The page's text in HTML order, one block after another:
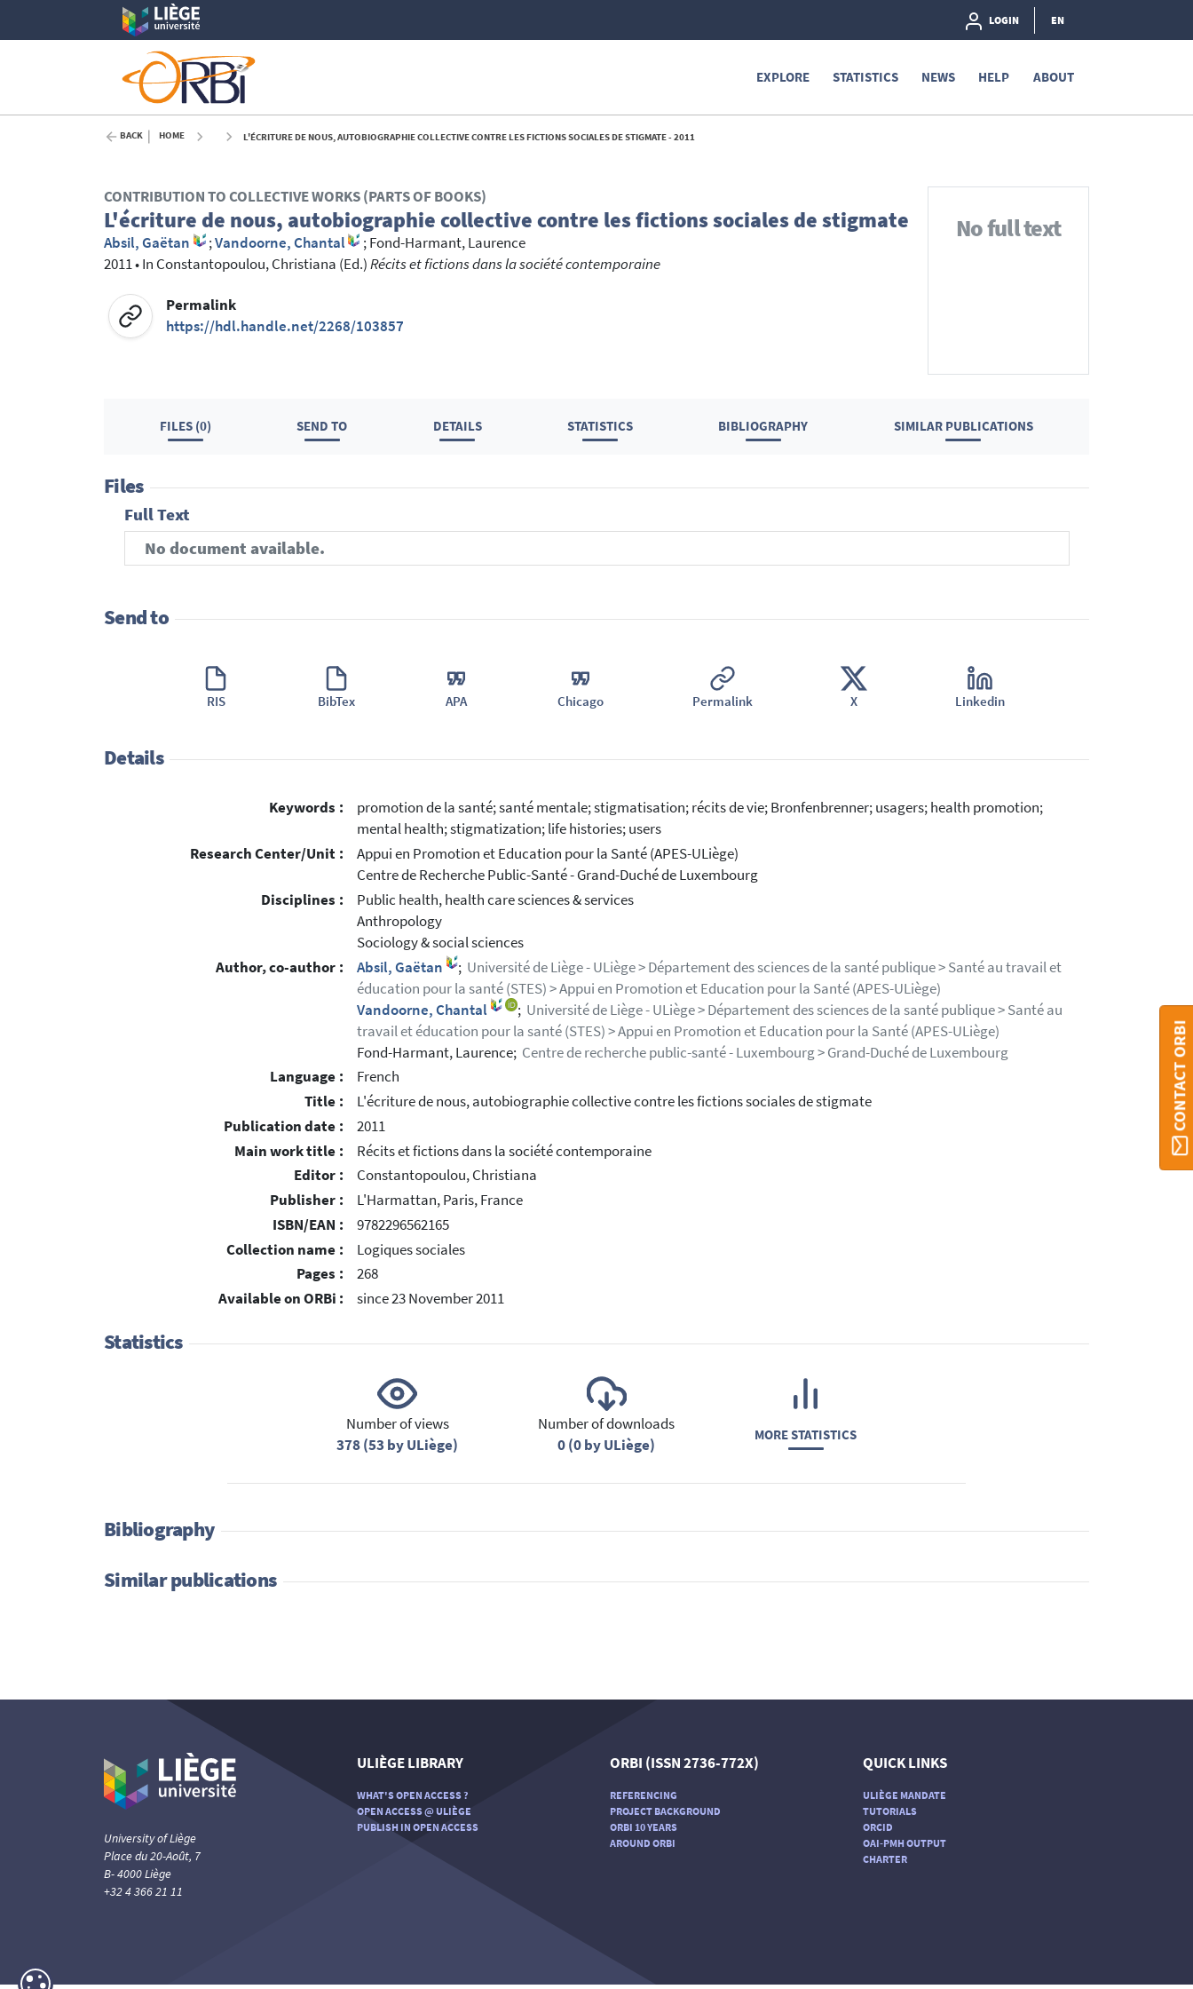
LOGIN EN
EXPLORE STATISTICS NEWS HELP ABOUT
BACK HOME L'ÉCRITURE DE NOUS, AUTOBIOGRAPHIE COLLECTIVE CONTRE LES FICTIONS SOCIALES DE STIGMATE - 2011
No full text
CONTRIBUTION TO COLLECTIVE WORKS (PARTS OF BOOKS)
L'écriture de nous, autobiographie collective contre les fictions sociales de stigmate
Absil, Gaëtan ;Vandoorne, Chantal ;Fond-Harmant, Laurence
2011•In Constantopoulou, Christiana (Ed.)Récits et fictions dans la société contemporaine
Permalink
https://hdl.handle.net/2268/103857
FILES (0) SEND TO DETAILS STATISTICS BIBLIOGRAPHY SIMILAR PUBLICATIONS
Files
Full Text
No document available.
Send to
RIS BibTex APA Chicago Permalink X Linkedin
Details
Keywords :
promotion de la santé; santé mentale; stigmatisation; récits de vie; Bronfenbrenner; usagers; health promotion;
mental health; stigmatization; life histories; users
Research Center/Unit :
Appui en Promotion et Education pour la Santé (APES-ULiège)
Centre de Recherche Public-Santé - Grand-Duché de Luxembourg
Disciplines :
Public health, health care sciences & services
Anthropology
Sociology & social sciences
Author, co-author :
Absil, Gaëtan ; Université de Liège - ULiège > Département des sciences de la santé publique > Santé au travail et
éducation pour la santé (STES) > Appui en Promotion et Education pour la Santé (APES-ULiège)
Vandoorne, Chantal
; Université de Liège - ULiège > Département des sciences de la santé publique > Santé au
travail et éducation pour la santé (STES) > Appui en Promotion et Education pour la Santé (APES-ULiège)
Fond-Harmant, Laurence; Centre de recherche public-santé - Luxembourg > Grand-Duché de Luxembourg
Language :
French
Title :
L'écriture de nous, autobiographie collective contre les fictions sociales de stigmate
Publication date :
2011
Main work title :
Récits et fictions dans la société contemporaine
Editor :
Constantopoulou, Christiana
Publisher :
L'Harmattan, Paris, France
ISBN/EAN :
9782296562165
Collection name :
Logiques sociales
Pages :
268
Available on ORBi :
since 23 November 2011
Statistics
Number of views
378 (53 by ULiège)
Number of downloads
0 (0 by ULiège)
MORE STATISTICS
Bibliography
Similar publications
CONTACT ORBI
University of Liège
Place du 20-Août, 7
B- 4000 Liège
+32 4 366 21 11
ULIÈGE LIBRARY
WHAT'S OPEN ACCESS ?
OPEN ACCESS @ ULIÈGE
PUBLISH IN OPEN ACCESS
ORBI (ISSN 2736-772X)
REFERENCING
PROJECT BACKGROUND
ORBI 10 YEARS
AROUND ORBI
QUICK LINKS
ULIÈGE MANDATE
TUTORIALS
ORCID
OAI-PMH OUTPUT
CHARTER